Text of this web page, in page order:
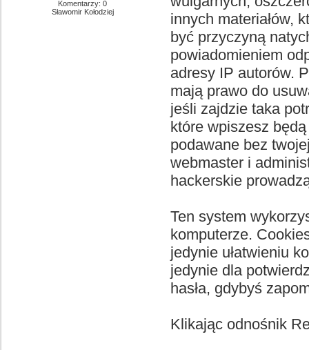
Komentarzy: 0
Sławomir Kołodziej
innych materiałów,
być przyczyną
powiadomieniem
adresy IP autorów.
mają prawo do
jeśli zajdzie taka
które wpiszesz
podawane bez
webmaster i
hackerskie
Ten system
komputerze.
jedynie ułatwieniu
jedynie dla
hasła, gdybyś
Klikając odnośnik